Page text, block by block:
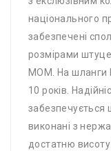
національного
забезпечені
розмірами
MOM. На шланги
10 років.
забезпечується
виконані з
достатню